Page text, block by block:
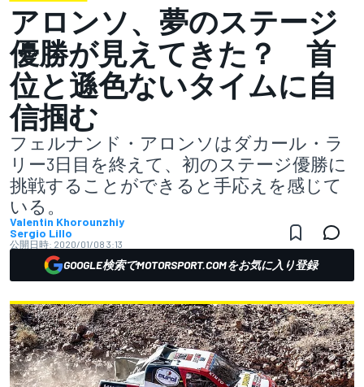
アロンソ、夢のステージ
優勝が見えてきた？ 首
位と遜色ないタイムに自
信掴む
フェルナンド・アロンソはダカール・ラ
リー3日目を終えて、初のステージ優勝に
挑戦することができると手応えを感じて
いる。
Valentin Khorounzhiy
Sergio Lillo
公開日時: 2020/01/08 3:13
GOOGLE検索でMOTORSPORT.COMをお気に入り登録